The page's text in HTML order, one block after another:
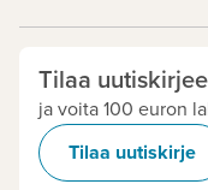
Tilaa
ja voita 100 euron
Tilaa uutiskirje